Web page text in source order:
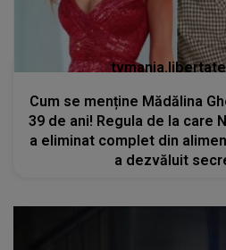
Cum se menține Mădălina
39 de ani! Regula de la care
a eliminat complet din
a dezvăluit